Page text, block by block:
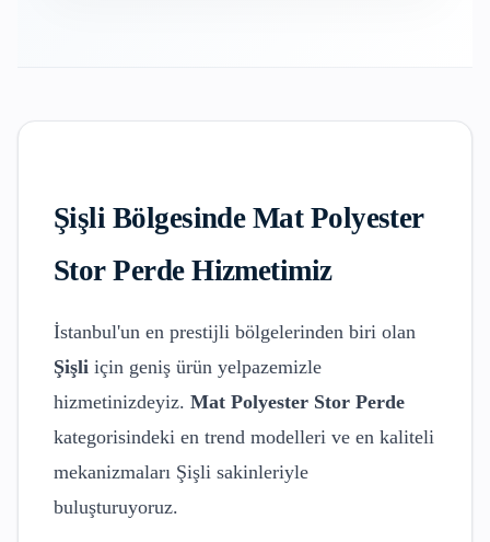
ŞişliBölgesinde Mat Polyester
Stor PerdeHizmetimiz
İstanbul'un en prestijli bölgelerinden biri olan
Şişli için geniş ürün yelpazemizle
hizmetinizdeyiz. Mat Polyester Stor Perde
kategorisindeki en trend modelleri ve en kaliteli
mekanizmaları Şişli sakinleriyle
buluşturuyoruz.